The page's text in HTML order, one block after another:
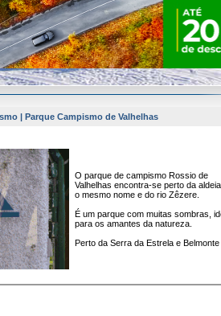
| Parque Campismo de Valhelhas
O parque de campismo Rossio de
Valhelhas encontra-se perto da
o mesmo nome e do rio Zêzere.
É um parque com muitas sombras,
para os amantes da natureza.
Perto da Serra da Estrela e Belmonte